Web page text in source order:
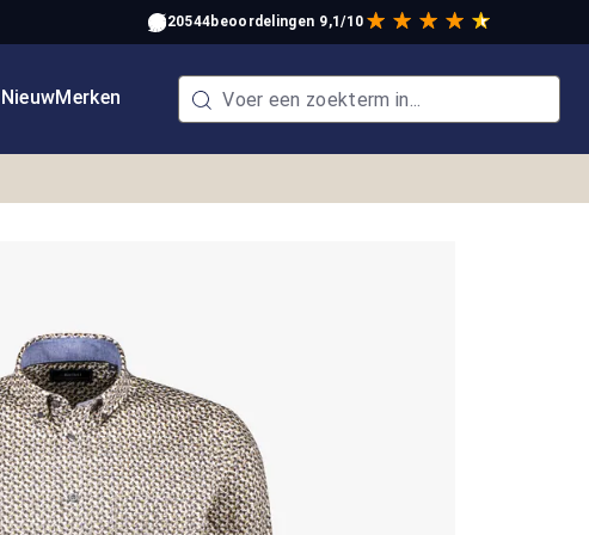
20544beoordelingen 9,1/10
NieuwMerken